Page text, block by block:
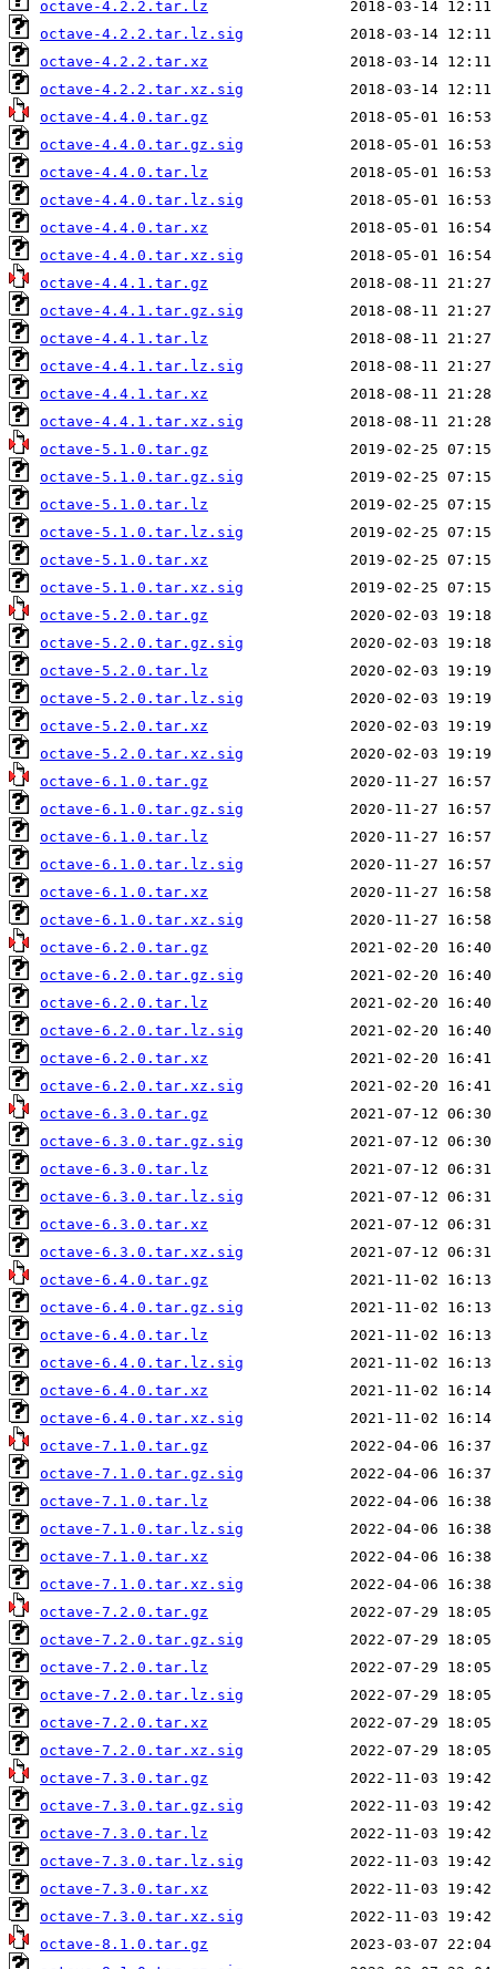
octave-4.2.2.tar.lz
octave-4.2.2.tar.lz.sig
octave-4.2.2.tar.xz
octave-4.2.2.tar.xz.sig
octave-4.4.0.tar.gz
octave-4.4.0.tar.gz.sig
octave-4.4.0.tar.lz
octave-4.4.0.tar.lz.sig
octave-4.4.0.tar.xz
octave-4.4.0.tar.xz.sig
octave-4.4.1.tar.gz
octave-4.4.1.tar.gz.sig
octave-4.4.1.tar.lz
octave-4.4.1.tar.lz.sig
octave-4.4.1.tar.xz
octave-4.4.1.tar.xz.sig
octave-5.1.0.tar.gz
octave-5.1.0.tar.gz.sig
octave-5.1.0.tar.lz
octave-5.1.0.tar.lz.sig
octave-5.1.0.tar.xz
octave-5.1.0.tar.xz.sig
octave-5.2.0.tar.gz
octave-5.2.0.tar.gz.sig
octave-5.2.0.tar.lz
octave-5.2.0.tar.lz.sig
octave-5.2.0.tar.xz
octave-5.2.0.tar.xz.sig
octave-6.1.0.tar.gz
octave-6.1.0.tar.gz.sig
octave-6.1.0.tar.lz
octave-6.1.0.tar.lz.sig
octave-6.1.0.tar.xz
octave-6.1.0.tar.xz.sig
octave-6.2.0.tar.gz
octave-6.2.0.tar.gz.sig
octave-6.2.0.tar.lz
octave-6.2.0.tar.lz.sig
octave-6.2.0.tar.xz
octave-6.2.0.tar.xz.sig
octave-6.3.0.tar.gz
octave-6.3.0.tar.gz.sig
octave-6.3.0.tar.lz
octave-6.3.0.tar.lz.sig
octave-6.3.0.tar.xz
octave-6.3.0.tar.xz.sig
octave-6.4.0.tar.gz
octave-6.4.0.tar.gz.sig
octave-6.4.0.tar.lz
octave-6.4.0.tar.lz.sig
octave-6.4.0.tar.xz
octave-6.4.0.tar.xz.sig
octave-7.1.0.tar.gz
octave-7.1.0.tar.gz.sig
octave-7.1.0.tar.lz
octave-7.1.0.tar.lz.sig
octave-7.1.0.tar.xz
octave-7.1.0.tar.xz.sig
octave-7.2.0.tar.gz
octave-7.2.0.tar.gz.sig
octave-7.2.0.tar.lz
octave-7.2.0.tar.lz.sig
octave-7.2.0.tar.xz
octave-7.2.0.tar.xz.sig
octave-7.3.0.tar.gz
octave-7.3.0.tar.gz.sig
octave-7.3.0.tar.lz
octave-7.3.0.tar.lz.sig
octave-7.3.0.tar.xz
octave-7.3.0.tar.xz.sig
octave-8.1.0.tar.gz